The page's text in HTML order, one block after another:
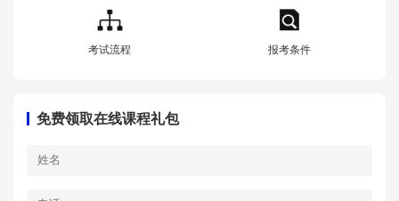
考试流程 报考条件
免费领取在线课程礼包